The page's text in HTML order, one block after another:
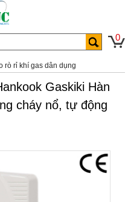
0
rò rỉ khí gas dân dụng
Gaskiki Hàn
cháy nổ, tự động